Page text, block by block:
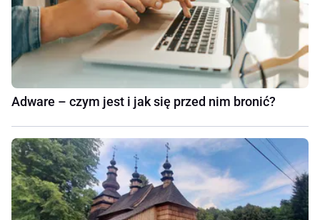
Adware – czym jest i jak się przed nim bronić?